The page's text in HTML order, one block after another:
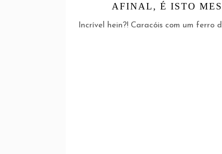
AFINAL, É ISTO
Incrível hein?! Caracóis com um ferro